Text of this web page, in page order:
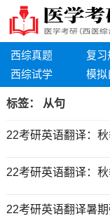
西综真题 复习
西综试学
模拟
标签： 从句
22考研英语翻译：
22考研英语翻译：
22考研英语翻译暑